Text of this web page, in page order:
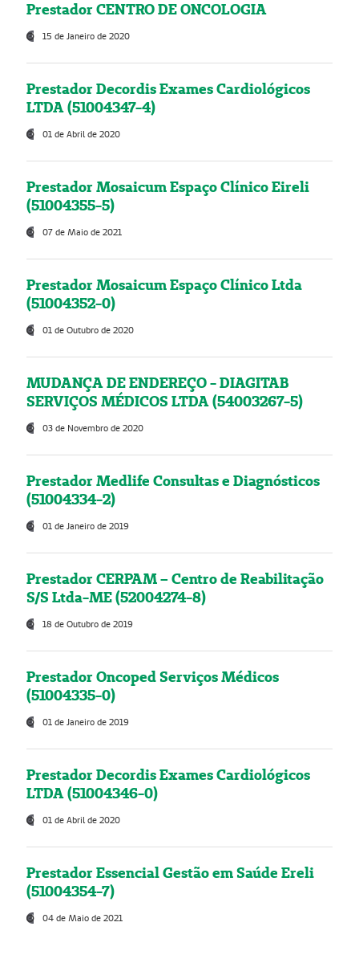
Prestador CENTRO DE ONCOLOGIA
15 de Janeiro de 2020
Prestador Decordis Exames Cardiológicos
LTDA (51004347-4)
01 de Abril de 2020
Prestador Mosaicum Espaço Clínico Eireli
(51004355-5)
07 de Maio de 2021
Prestador Mosaicum Espaço Clínico Ltda
(51004352-0)
01 de Outubro de 2020
MUDANÇA DE ENDEREÇO - DIAGITAB
SERVIÇOS MÉDICOS LTDA (54003267-5)
03 de Novembro de 2020
Prestador Medlife Consultas e Diagnósticos
(51004334-2)
01 de Janeiro de 2019
Prestador CERPAM – Centro de Reabilitação
S/S Ltda-ME (52004274-8)
18 de Outubro de 2019
Prestador Oncoped Serviços Médicos
(51004335-0)
01 de Janeiro de 2019
Prestador Decordis Exames Cardiológicos
LTDA (51004346-0)
01 de Abril de 2020
Prestador Essencial Gestão em Saúde Ereli
(51004354-7)
04 de Maio de 2021